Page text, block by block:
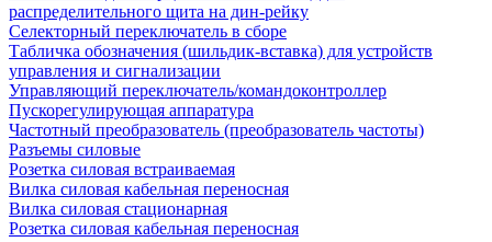
распределительного щита на дин-рейку
Селекторный переключатель в сборе
Табличка обозначения (шильдик-вставка) для устройств
управления и сигнализации
Управляющий переключатель/командоконтроллер
Пускорегулирующая аппаратура
Частотный преобразователь (преобразователь частоты)
Разъемы силовые
Розетка силовая встраиваемая
Вилка силовая кабельная переносная
Вилка силовая стационарная
Розетка силовая кабельная переносная